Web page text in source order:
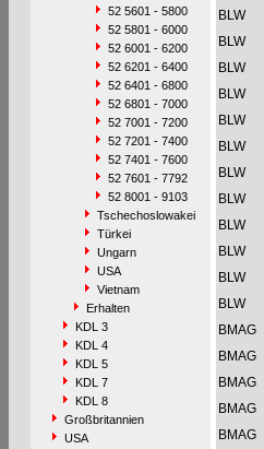
52 5601 - 5800
52 5801 - 6000
52 6001 - 6200
52 6201 - 6400
52 6401 - 6800
52 6801 - 7000
52 7001 - 7200
52 7201 - 7400
52 7401 - 7600
52 7601 - 7792
52 8001 - 9103
Tschechoslowakei
Türkei
Ungarn
USA
Vietnam
Erhalten
KDL 3
KDL 4
KDL 5
KDL 7
KDL 8
Großbritannien
USA
BLW
BLW
BLW
BLW
BLW
BLW
BLW
BLW
BLW
BLW
BLW
BLW
BMAG
BMAG
BMAG
BMAG
BMAG